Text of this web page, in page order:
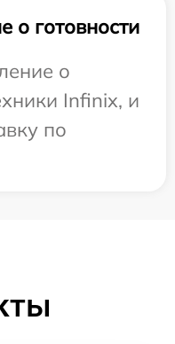
о готовности
о
Infinix, и
по